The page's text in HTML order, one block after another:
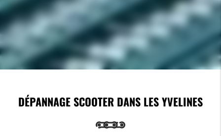
DÉPANNAGE SCOOTER DANS LES YVELINES